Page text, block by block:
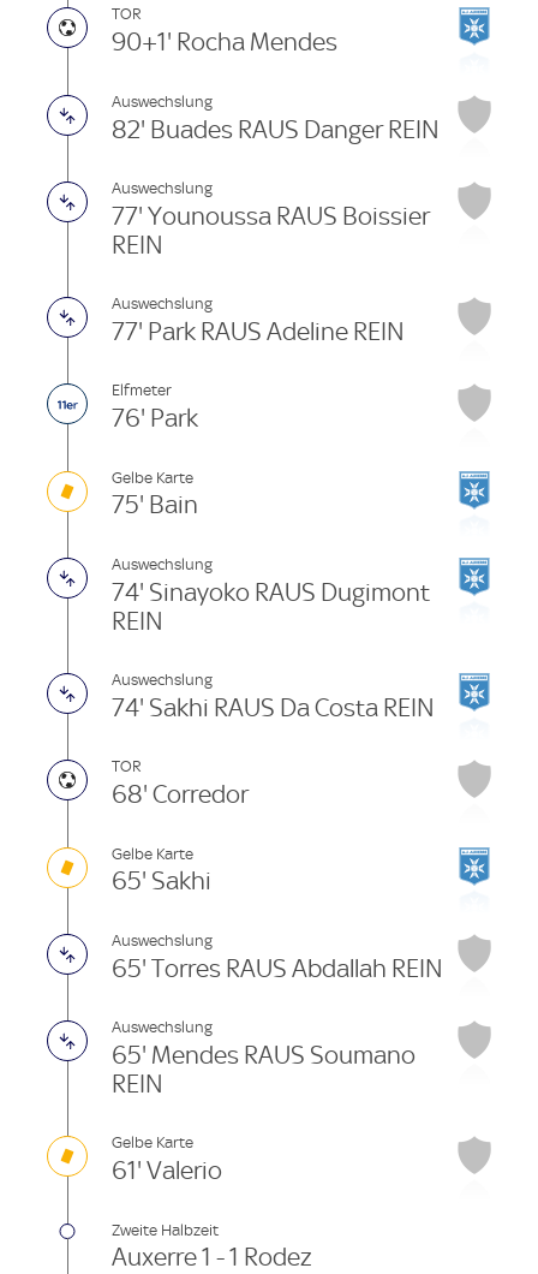
TOR
90+1' Rocha Mendes
Auswechslung
82' Buades RAUS Danger REIN
Auswechslung
77' Younoussa RAUS Boissier
REIN
Auswechslung
77' Park RAUS Adeline REIN
Elfmeter
76' Park
Gelbe Karte
75' Bain
Auswechslung
74' Sinayoko RAUS Dugimont
REIN
Auswechslung
74' Sakhi RAUS Da Costa REIN
TOR
68' Corredor
Gelbe Karte
65' Sakhi
Auswechslung
65' Torres RAUS Abdallah REIN
Auswechslung
65' Mendes RAUS Soumano
REIN
Gelbe Karte
61' Valerio
Zweite Halbzeit
Auxerre 1 - 1 Rodez